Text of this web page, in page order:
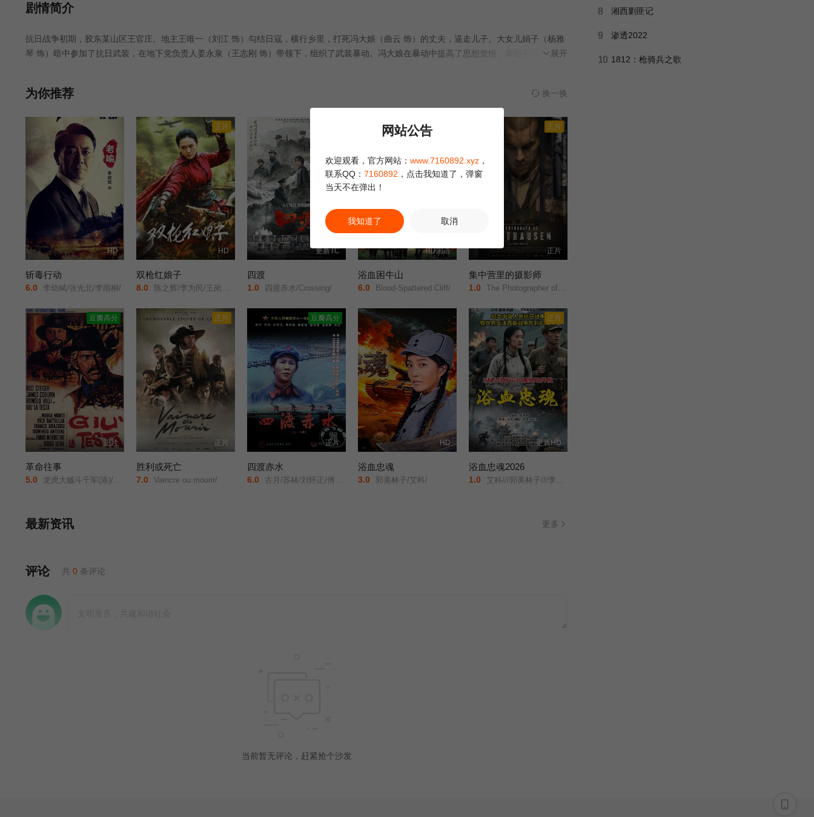
第24集
第05集 第06集 第07集 第08集 第09集 第10集
第23集 第24集 第25集 第27集 第28集
第29集 第30集 第31集 第32集 第34集 第33集
第36集 第35集 第37集
剧情简介
抗日战争初期，胶东某山区王官庄。地主王唯一（刘江 饰）勾结日寇，横行乡里，打死冯大娘（曲云 饰）的丈夫，逼走儿子。大女儿娟子（杨雅
琴 饰）暗中参加了抗日武装，在地下党负责人姜永泉（王志刚 饰）带领下，组织了武装暴动。冯大娘在暴动中提高了思想觉悟，非但不埋怨娟子
然包围了村子，赵星梅牺牲，冯大娘也被捕，敌人妄想知道八路军兵工厂埋在哪儿，冯大娘把敌人带进了地雷阵......
展开
为你推荐 换一换
HD
斩毒行动
6.0 李幼斌/张光北/李雨桐/
正片
HD
双枪红娘子
8.0 陈之辉/李为民/王岗岗/谢宁/王程/王品一/文祈/刘姝彤/魏兆雄/邱晨阳/
更新TC
四渡
1.0 四渡赤水/Crossing/
HD国语
浴血困牛山
6.0 Blood-Spattered Cliff/
正片
正片
集中营里的摄影师
1.0 The Photographer of Mauthausen/
豆瓣高分
正片
革命往事
5.0 龙虎大贼斗千军(港)/乌龙英雄/大狂沙/革命怪客/Once Upon a Time... the Revolution/Duck/ You Sucker/A Fistful of Dynamite/
正片
正片
胜利或死亡
7.0 Vaincre ou mourir/
豆瓣高分
正片
四渡赤水
6.0 古月/苏林/刘怀正/傅学诚/
HD
浴血忠魂
3.0 郭美林子/艾科/
正片
更新HD
浴血忠魂2026
1.0 艾科///郭美林子///李博///葛佳佳///邓凯匀///周星宜///红卫姝辰///张博///胡骁源///陈宇星///朱丹蕾///张庆亮/
最新资讯 更多
评论 共 0 条评论
当前暂无评论，赶紧抢个沙发
8 湘西剿匪记
9 渗透2022
10 1812：枪骑兵之歌
网站公告
欢迎观看，官方网站： www.7160892.xyz ，
联系QQ： 7160892 ，点击我知道了，弹窗
当天不在弹出！
我知道了 取消